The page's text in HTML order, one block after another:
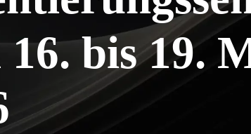
16. bis 19.